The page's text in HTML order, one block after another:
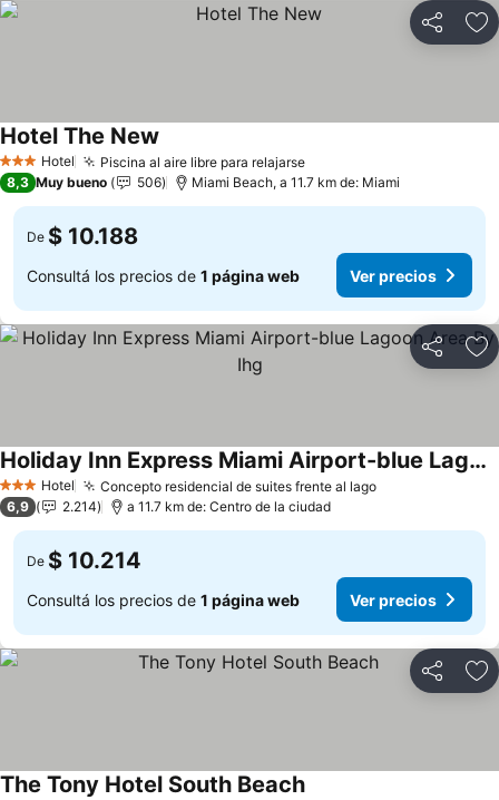
Compartir
3 Estrellas
Hotel Piscina al aire libre para relajarseVer precios
Hotel The New
8,3 Muy bueno 506 Miami Beach, a 11.7 km de: Miami
De $ 10.188
Consultá los precios de 1 página web Ver precios
Compartir
3 Estrellas
Hotel Concepto residencial de suites frente al lagoVer precios
Holiday Inn Express Miami Airport-blue Lagoon Area By Ihg
Ver precios
6,9 2.214 a 11.7 km de: Centro de la ciudad
De $ 10.214
Consultá los precios de 1 página web Ver precios
Compartir
The Tony Hotel South Beach